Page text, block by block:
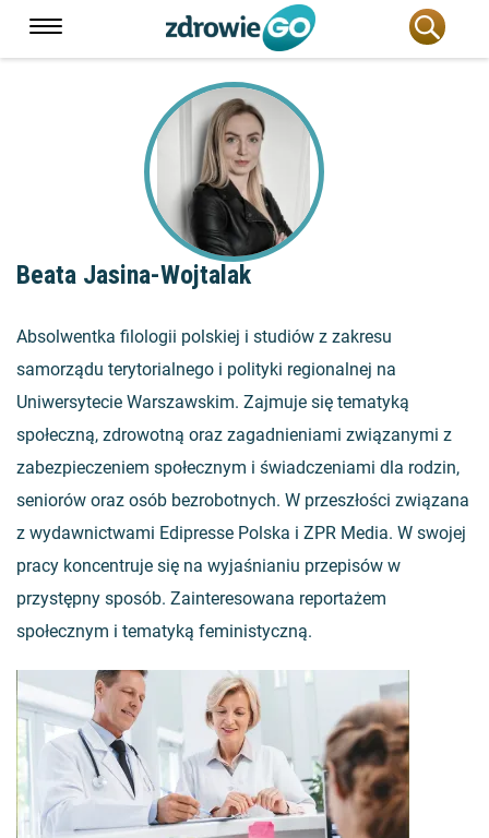
Beata Jasina-Wojtalak
Absolwentka filologii polskiej i studiów z zakresu
samorządu terytorialnego i polityki regionalnej na
Uniwersytecie Warszawskim. Zajmuje się tematyką
społeczną, zdrowotną oraz zagadnieniami związanymi z
zabezpieczeniem społecznym i świadczeniami dla rodzin,
seniorów oraz osób bezrobotnych. W przeszłości związana
z wydawnictwami Edipresse Polska i ZPR Media. W swojej
pracy koncentruje się na wyjaśnianiu przepisów w
przystępny sposób. Zainteresowana reportażem
społecznym i tematyką feministyczną.